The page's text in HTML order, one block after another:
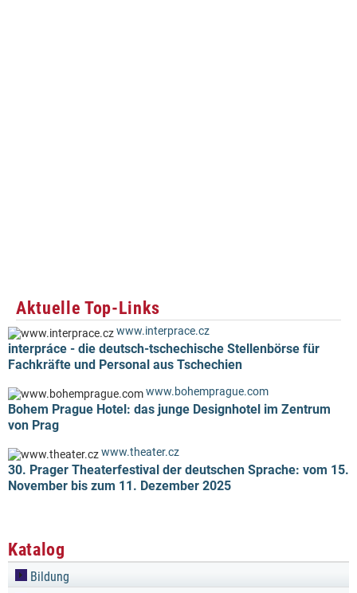
Aktuelle Top-Links
www.interprace.cz
interpráce - die deutsch-tschechische Stellenbörse für
Fachkräfte und Personal aus Tschechien
www.bohemprague.com
Bohem Prague Hotel: das junge Designhotel im Zentrum
von Prag
www.theater.cz
30. Prager Theaterfestival der deutschen Sprache: vom 15.
November bis zum 11. Dezember 2025
Katalog
Bildung